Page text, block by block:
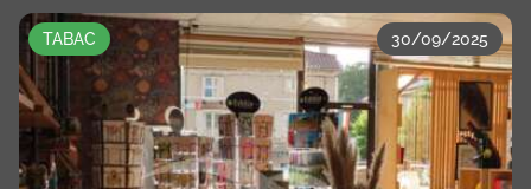
TABAC 30/09/2025